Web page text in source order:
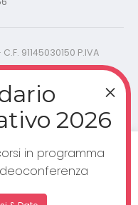
Cookies Policy - Privacy
corretto
"accetta”,
in programma